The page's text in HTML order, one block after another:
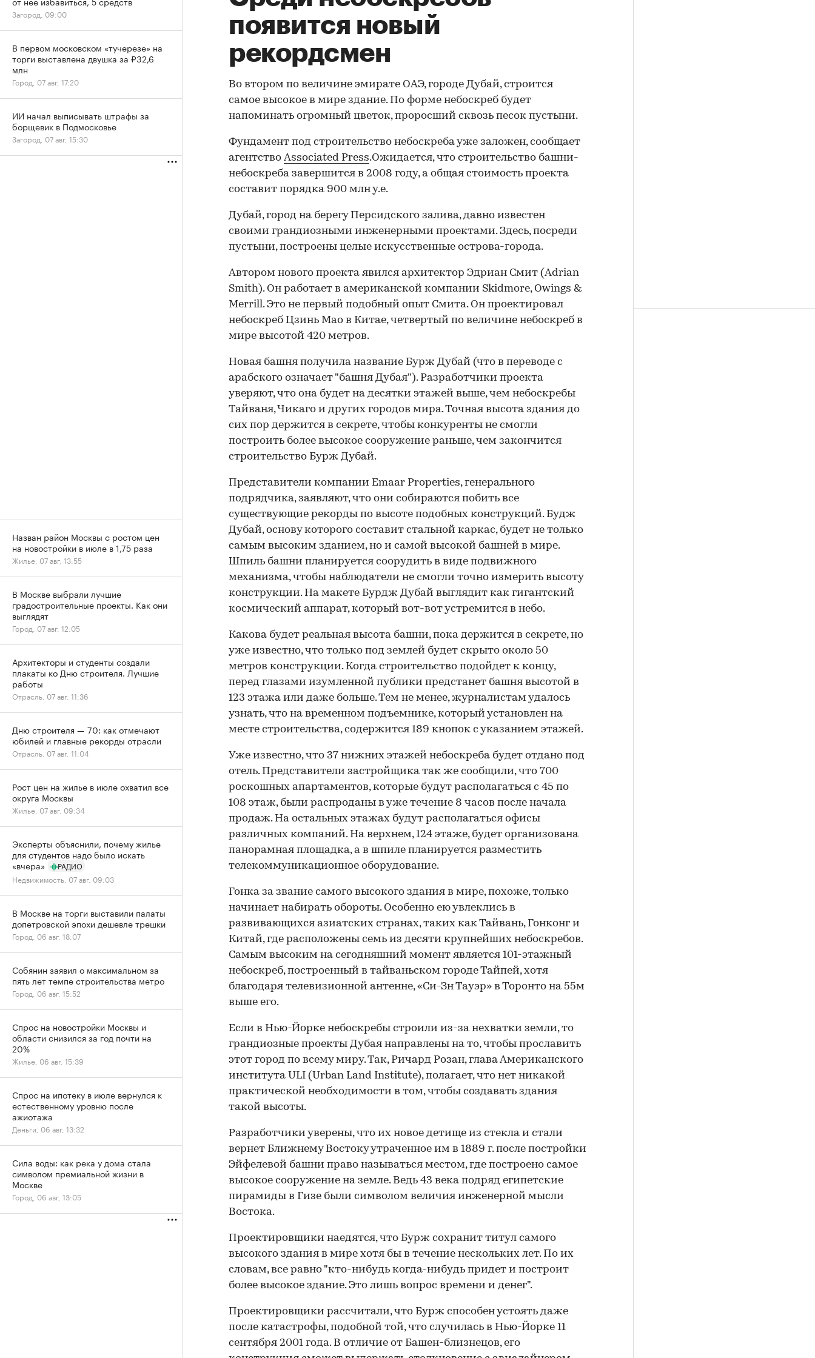
появится новый
рекордсмен
Во втором по величине эмирате ОАЭ, городе Дубай, строится
самое высокое в мире здание. По форме небоскреб будет
напоминать огромный цветок, проросший сквозь песок пустыни.
Фундамент под строительство небоскреба уже заложен, сообщает
агентство Associated Press.Ожидается, что строительство башни-
небоскреба завершится в 2008 году, а общая стоимость проекта
составит порядка 900 млн у.е.
Дубай, город на берегу Персидского залива, давно известен
своими грандиозными инженерными проектами. Здесь, посреди
пустыни, построены целые искусственные острова-города.
Автором нового проекта явился архитектор Эдриан Смит (Adrian
Smith). Он работает в американской компании Skidmore, Owings &
Merrill. Это не первый подобный опыт Смита. Он проектировал
небоскреб Цзинь Мао в Китае, четвертый по величине небоскреб в
мире высотой 420 метров.
Новая башня получила название Бурж Дубай (что в переводе с
арабского означает "башня Дубая"). Разработчики проекта
уверяют, что она будет на десятки этажей выше, чем небоскребы
Тайваня, Чикаго и других городов мира. Точная высота здания до
сих пор держится в секрете, чтобы конкуренты не смогли
построить более высокое сооружение раньше, чем закончится
строительство Бурж Дубай.
Представители компании Emaar Properties, генерального
подрядчика, заявляют, что они собираются побить все
существующие рекорды по высоте подобных конструкций. Будж
Дубай, основу которого составит стальной каркас, будет не только
самым высоким зданием, но и самой высокой башней в мире.
Шпиль башни планируется соорудить в виде подвижного
механизма, чтобы наблюдатели не смогли точно измерить высоту
конструкции. На макете Бурдж Дубай выглядит как гигантский
космический аппарат, который вот-вот устремится в небо.
Какова будет реальная высота башни, пока держится в секрете, но
уже известно, что только под землей будет скрыто около 50
метров конструкции. Когда строительство подойдет к концу,
перед глазами изумленной публики предстанет башня высотой в
123 этажа или даже больше. Тем не менее, журналистам удалось
узнать, что на временном подъемнике, который установлен на
месте строительства, содержится 189 кнопок с указанием этажей.
Уже известно, что 37 нижних этажей небоскреба будет отдано под
отель. Представители застройщика так же сообщили, что 700
роскошных апартаментов, которые будут располагаться с 45 по
108 этаж, были распроданы в уже течение 8 часов после начала
продаж. На остальных этажах будут располагаться офисы
различных компаний. На верхнем, 124 этаже, будет организована
панорамная площадка, а в шпиле планируется разместить
телекоммуникационное оборудование.
Гонка за звание самого высокого здания в мире, похоже, только
начинает набирать обороты. Особенно ею увлеклись в
развивающихся азиатских странах, таких как Тайвань, Гонконг и
Китай, где расположены семь из десяти крупнейших небоскребов.
Самым высоким на сегодняшний момент является 101-этажный
небоскреб, построенный в тайваньском городе Тайпей, хотя
благодаря телевизионной антенне, «Си-Зн Тауэр» в Торонто на 55м
выше его.
Если в Нью-Йорке небоскребы строили из-за нехватки земли, то
грандиозные проекты Дубая направлены на то, чтобы прославить
этот город по всему миру. Так, Ричард Розан, глава Американского
института ULI (Urban Land Institute), полагает, что нет никакой
практической необходимости в том, чтобы создавать здания
такой высоты.
Разработчики уверены, что их новое детище из стекла и стали
вернет Ближнему Востоку утраченное им в 1889 г. после постройки
Эйфелевой башни право называться местом, где построено самое
высокое сооружение на земле. Ведь 43 века подряд египетские
пирамиды в Гизе были символом величия инженерной мысли
Востока.
Проектировщики наедятся, что Бурж сохранит титул самого
высокого здания в мире хотя бы в течение нескольких лет. По их
словам, все равно "кто-нибудь когда-нибудь придет и построит
более высокое здание. Это лишь вопрос времени и денег".
Проектировщики рассчитали, что Бурж способен устоять даже
после катастрофы, подобной той, что случилась в Нью-Йорке 11
сентября 2001 года. В отличие от Башен-близнецов, его
Загород, 09:00
В первом московском «тучерезе» на
торги выставлена двушка за ₽32,6
млн
Город, 07 авг, 17:20
ИИ начал выписывать штрафы за
борщевик в Подмосковье
Загород, 07 авг, 15:30
Назван район Москвы с ростом цен
на новостройки в июле в 1,75 раза
Жилье, 07 авг, 13:55
В Москве выбрали лучшие
градостроительные проекты. Как они
выглядят
Город, 07 авг, 12:05
Архитекторы и студенты создали
плакаты ко Дню строителя. Лучшие
работы
Отрасль, 07 авг, 11:36
Дню строителя — 70: как отмечают
юбилей и главные рекорды отрасли
Отрасль, 07 авг, 11:04
Рост цен на жилье в июле охватил все
округа Москвы
Жилье, 07 авг, 09:34
Эксперты объяснили, почему жилье
для студентов надо было искать
«вчера»
РАДИО
Недвижимость, 07 авг, 09:03
В Москве на торги выставили палаты
допетровской эпохи дешевле трешки
Город, 06 авг, 18:07
Собянин заявил о максимальном за
пять лет темпе строительства метро
Город, 06 авг, 15:52
Спрос на новостройки Москвы и
области снизился за год почти на
20%
Жилье, 06 авг, 15:39
Спрос на ипотеку в июле вернулся к
естественному уровню после
ажиотажа
Деньги, 06 авг, 13:32
Сила воды: как река у дома стала
символом премиальной жизни в
Москве
Город, 06 авг, 13:05